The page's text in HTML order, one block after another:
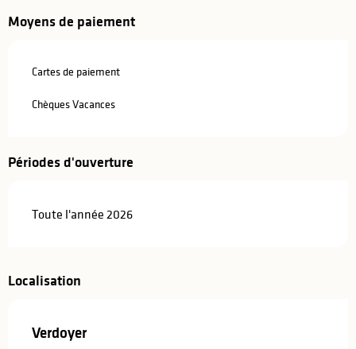
Moyens de paiement
Cartes de paiement
Chèques Vacances
Périodes d'ouverture
Toute l'année 2026
Localisation
Verdoyer